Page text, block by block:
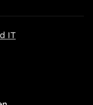
IT